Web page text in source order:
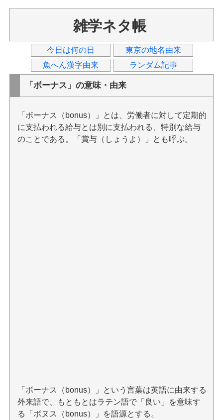
雑学ネタ帳
今日は何の日
東京の地名由来
魚へん漢字由来
ランダム記事
「ボーナス」の意味・由来
「ボーナス（bonus）」とは、労働者に対して定期的
に支払われる給与とは別に支払われる、特別な給与
のことである。「賞与（しょうよ）」とも呼ぶ。
「ボーナス（bonus）」という言葉は英語に由来する
外来語で、もともとはラテン語で「良い」を意味す
る「ボヌス（bonus）」を語源とする。